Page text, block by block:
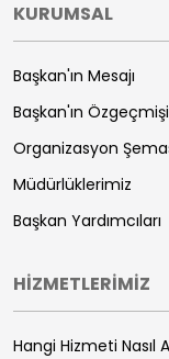
KURUMSAL
Başkan'ın Mesajı
Başkan'ın Özgeçmişi
Organizasyon
Müdürlüklerimiz
Başkan Yardımcıları
HİZMETLERİMİZ
Hangi Hizmeti Nasıl